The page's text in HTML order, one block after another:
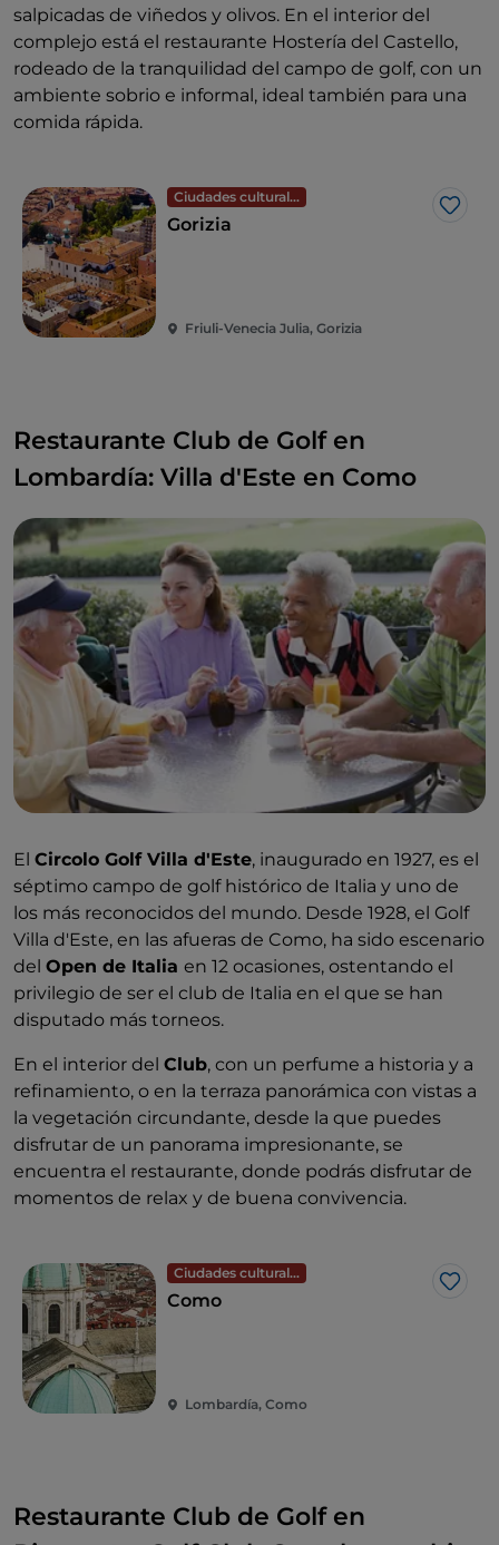
salpicadas de viñedos y olivos. En el interior del
complejo está el restaurante Hostería del Castello,
rodeado de la tranquilidad del campo de golf, con un
ambiente sobrio e informal, ideal también para una
comida rápida.
Ciudades culturales
Me
Gorizia
Friuli-Venecia Julia, Gorizia
Restaurante Club de Golf en
Lombardía: Villa d'Este en Como
El Circolo Golf Villa d'Este, inaugurado en 1927, es el
séptimo campo de golf histórico de Italia y uno de
los más reconocidos del mundo. Desde 1928, el Golf
Villa d'Este, en las afueras de Como, ha sido escenario
del Open de Italia en 12 ocasiones, ostentando el
privilegio de ser el club de Italia en el que se han
disputado más torneos.
En el interior del Club, con un perfume a historia y a
refinamiento, o en la terraza panorámica con vistas a
la vegetación circundante, desde la que puedes
disfrutar de un panorama impresionante, se
encuentra el restaurante, donde podrás disfrutar de
momentos de relax y de buena convivencia.
Ciudades culturales
Me
Como
Lombardía, Como
Restaurante Club de Golf en